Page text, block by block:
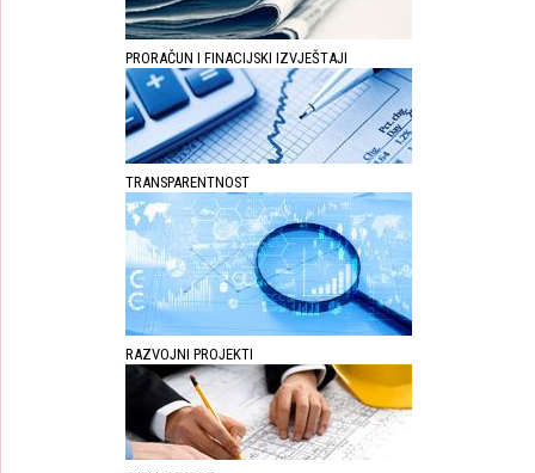
PRORAČUN I FINACIJSKI IZVJEŠTAJI
TRANSPARENTNOST
RAZVOJNI PROJEKTI